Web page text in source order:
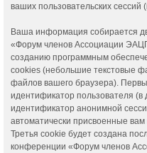
ваших пользовательских
Ваша информация собирается
«Форум членов Ассоциации
созданию программным
cookies (небольшие текстовые
файлов вашего браузера).
идентификатор пользователя
идентификатор анонимной
автоматически присвоенные
Третья cookie будет создана
конференции «Форум членов